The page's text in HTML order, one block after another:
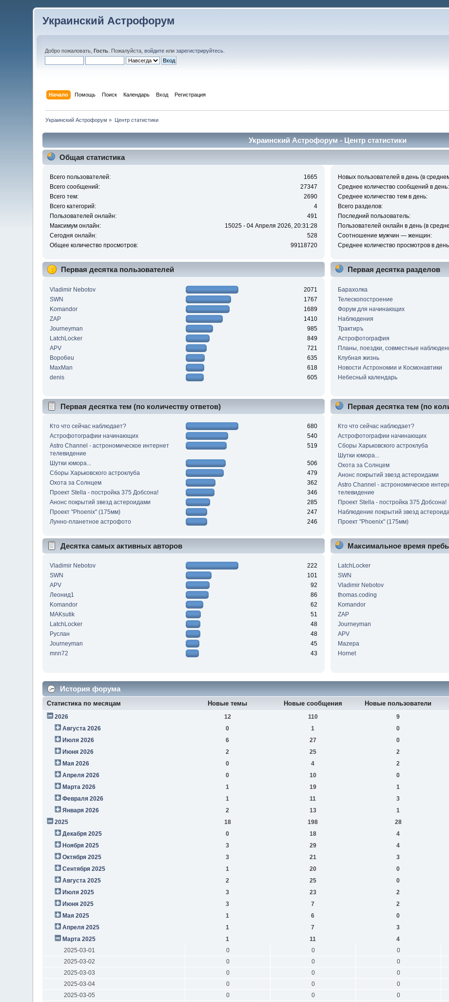
Украинский Астрофорум
Добро пожаловать,Гость . Пожалуйста,войдите илизарегистрируйтесь
Начало Помощь Поиск Календарь Вход Регистрация
Украинский Астрофорум » Центр статистики
Украинский Астрофорум - Центр статистики
Общая статистика
Всего пользователей:
1665
Всего сообщений:
27347
Всего тем:
2690
Всего категорий:
4
Пользователей онлайн:
491
Максимум онлайн:
15025 - 04 Апреля 2026, 20:31:28
Сегодня онлайн:
528
Общее количество просмотров:
99118720
Новых пользователей в день (в
Среднее количество сообщений в день:
Среднее количество тем в день:
Всего разделов:
Последний пользователь:
Пользователей онлайн в день (в
Соотношение мужчин — женщин:
Среднее количество просмотров в
Первая десятка пользователей
Vladimir Nebotov
2071
SWN
1767
Komandor
1689
ZAP
1410
Journeyman
985
LatchLocker
849
APV
721
Bopo6eu
635
MaxMan
618
denis
605
Первая десятка разделов
Барахолка
Телескопостроение
Форум для начинающих
Наблюдения
Трактиръ
Астрофотография
Планы, поездки, совместные
Клубная жизнь
Новости Астрономии и Космонавтики
Небесный календарь
Первая десятка тем (по количеству ответов)
Кто что сейчас наблюдает?
680
Астрофотографии начинающих
540
Astro Channel - астрономическое интернет
телевидение
519
Шутки юмора...
506
Сборы Харьковского астроклуба
479
Охота за Солнцем
362
Проект Stella - постройка 375 Добсона!
346
Анонс покрытий звезд астероидами
285
Проект "Phoenix" (175мм)
247
Лунно-планетное астрофото
246
Первая десятка тем (по
Кто что сейчас наблюдает?
Астрофотографии начинающих
Сборы Харьковского астроклуба
Шутки юмора...
Охота за Солнцем
Анонс покрытий звезд астероидами
Astro Channel - астрономическое
телевидение
Проект Stella - постройка 375 Добсона!
Наблюдение покрытий звезд
Проект "Phoenix" (175мм)
Десятка самых активных авторов
Vladimir Nebotov
222
SWN
101
APV
92
Леонид1
86
Komandor
62
MAKsutik
51
LatchLocker
48
Руслан
48
Journeyman
45
mnn72
43
Максимальное время
LatchLocker
SWN
Vladimir Nebotov
thomas.coding
Komandor
ZAP
Journeyman
APV
Mazepa
Hornet
История форума
Статистика по месяцам Новые темы Новые сообщения Новые пользователи
2026 12 110 9
Августа 2026
0 1 0
Июля 2026
6 27 0
Июня 2026
2 25 2
Мая 2026
0 4 2
Апреля 2026
0 10 0
Марта 2026
1 19 1
Февраля 2026
1 11 3
Января 2026
2 13 1
2025
18 198 28
Декабря 2025
0 18 4
Ноября 2025
3 29 4
Октября 2025
3 21 3
Сентября 2025
1 20 0
Августа 2025
2 25 0
Июля 2025
3 23 2
Июня 2025
3 7 2
Мая 2025
1 6 0
Апреля 2025
1 7 3
Марта 2025
1 11 4
2025-03-01
0 0 0
2025-03-02
0 0 0
2025-03-03
0 0 0
2025-03-04
0 0 0
2025-03-05
0 0 0